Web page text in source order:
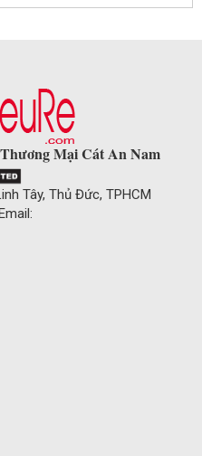
Mại Cát An Nam
Tây, Thủ Đức, TPHCM